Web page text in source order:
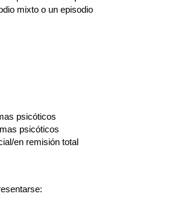
mixto o un episodio
psicóticos
psicóticos
en remisión total